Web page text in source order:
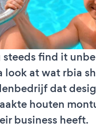
steeds find it
look at wat rbia
dat
houten
business heeft.